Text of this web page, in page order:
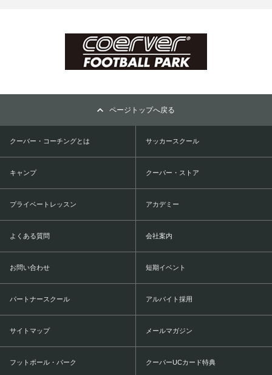
ページトップへ戻る
クーバー・コーチングとは サッカースクール
キャンプ クーバー・ストア
プライベートレッスン アカデミー
よくある質問 会社案内
お問い合わせ 短期イベント
パートナースクール アルバイト採用
サイトマップ メールマガジン
フットボール・パーク クーバーUCカード特典